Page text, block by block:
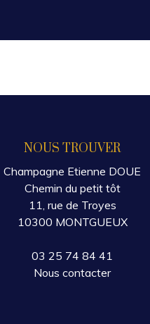
NOUS TROUVER
Champagne Etienne DOUE
Chemin du petit tôt
11, rue de Troyes
10300 MONTGUEUX
03 25 74 84 41
Nous contacter